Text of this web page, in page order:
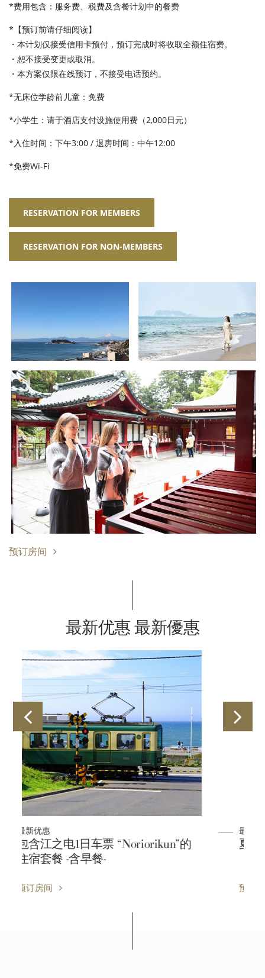
*费用包含：服务费、税费及含餐计划中的餐费
*【预订前请仔细阅读】
・本计划仅接受信用卡预付，预订完成时将收取全额住宿费。
・恕不接受变更或取消。
・本方案仅限在线预订，不接受电话预约。
*无床位学龄前儿童：免费
*小学生：请于酒店支付设施使用费（2,000日元）
*入住时间：下午3:00 / 退房时间：中午12:00
*免费Wi-Fi
RESERVATION FOR MEMBERS
RESERVATION FOR NON-MEMBERS
预订房间
最新优惠 最新優惠
夏初和夏末入住计划
预订房间